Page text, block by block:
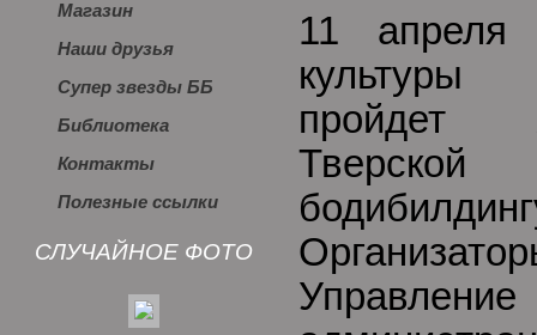
Магазин
Наши друзья
Супер звезды ББ
Библиотека
Контакты
Полезные ссылки
СЛУЧАЙНОЕ ФОТО
11
пройдет